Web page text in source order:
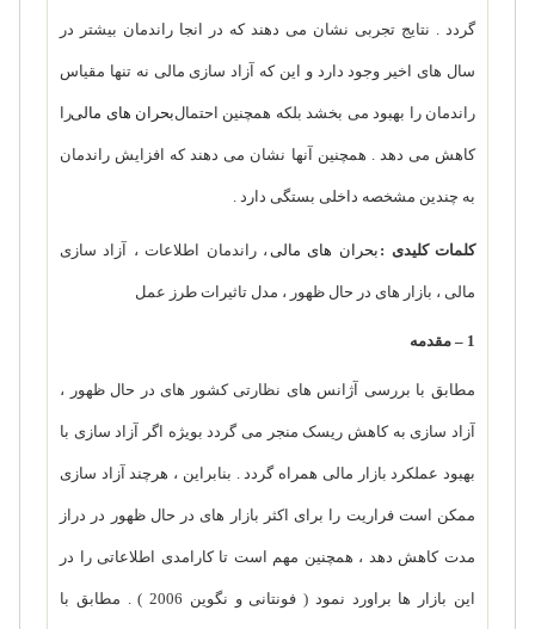
گردد . نتایج تجربی نشان می دهند که در انجا راندمان بیشتر در
سال های اخیر وجود دارد و این که آزاد سازی مالی نه تنها مقیاس
راندمان را بهبود می بخشد بلکه همچنین احتمالبحران های مالیرا
کاهش می دهد . همچنین آنها نشان می دهند که افزایش راندمان
به چندین مشخصه داخلی بستگی دارد .
کلمات کلیدی : بحران های مالی، راندمان اطلاعات ، آزاد سازی
مالی ، بازار های در حال ظهور ، مدل تاثیرات طرز عمل
1 – مقدمه
مطابق با بررسی آژانس های نظارتی کشور های در حال ظهور ،
آزاد سازی به کاهش ریسک منجر می گردد بویژه اگر آزاد سازی با
بهبود عملکرد بازار مالی همراه گردد . بنابراین ، هرچند آزاد سازی
ممکن است فراریت را برای اکثر بازار های در حال ظهور در دراز
مدت کاهش دهد ، همچنین مهم است تا کارامدی اطلاعاتی را در
این بازار ها براورد نمود ( فونتانی و نگوین 2006 ) . مطابق با